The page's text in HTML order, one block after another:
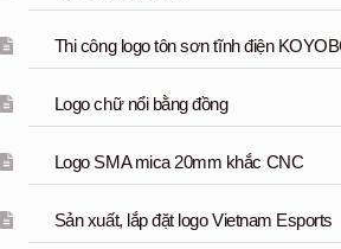
Thi công logo tôn sơn tĩnh điện
Logo chữ nổi bằng đồng
Logo SMA mica 20mm khắc CNC
Sản xuất, lắp đặt logo Vietnam Esports